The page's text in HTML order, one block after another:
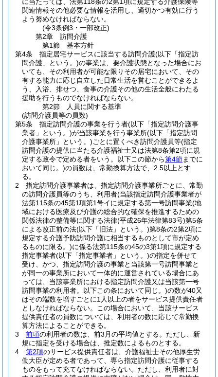
関連情報その他必要な情報を活用し、適切かつ有効に行う
よう努めなければならない。
(令3条例3・一部改正)
第2章
訪問介護
第1節
基本方針
第4条
指定居宅サービスに該当する訪問介護(以下「指定訪
問介護」という。)の事業は、要介護状態となった場合にお
いても、その利用者が可能な限りその居宅において、その
有する能力に応じ自立した日常生活を営むことができるよ
う、入浴、排せつ、食事の介護その他の生活全般にわたる
援助を行うものでなければならない。
第2節
人員に関する基準
(訪問介護員等の員数)
第5条
指定訪問介護の事業を行う者(以下「指定訪問介護事
業者」という。)が当該事業を行う事業所(以下「指定訪問
介護事業所」という。)ごとに置くべき訪問介護員等(指定
訪問介護の提供に当たる介護福祉士又は法第8条第2項に規
定する政令で定める者をいう。以下この節から第4節までに
おいて同じ。)の員数は、常勤換算方法で、2.5以上とす
る。
2
指定訪問介護事業者は、指定訪問介護事業所ごとに、常勤
の訪問介護員等のうち、利用者(当該指定訪問介護事業者が
法第115条の45第1項第1号イに規定する第一号訪問事業(地
域における医療及び介護の総合的な確保を推進するための
関係法律の整備等に関する法律(平成26年法律第83号)第5条
による改正前の法(以下「旧法」という。)第8条の2第2項に
規定する介護予防訪問介護に相当するものとして市が定め
るものに限る。)に係る法第115条の45の3第1項に規定する
指定事業者(以下「指定事業者」という。)の指定を併せて
受け、かつ、指定訪問介護の事業と当該第一号訪問事業と
が同一の事業所において一体的に運営されている場合にあ
っては、当該事業所における指定訪問介護又は当該第一号
訪問事業の利用者。以下この条において同じ。)の数が40又
はその端数を増すごとに1人以上の者をサービス提供責任者
としなければならない。
この場合において、当該サービス
提供責任者の員数については、利用者の数に応じて常勤換
算方法によることができる。
3
前項の利用者の数は、前3月の平均値とする。 ただし、新
規に指定を受ける場合は、推定数によるものとする。
4
第2項のサービス提供責任者は、介護福祉士その他厚生労
働大臣が定める者であって、専ら指定訪問介護に従事する
ものをもって充てなければならない。 ただし、利用者に対